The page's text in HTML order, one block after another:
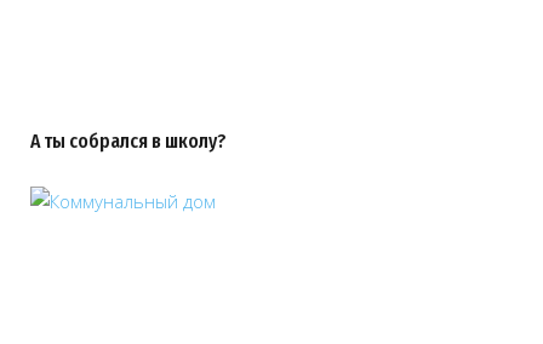
А ты собрался в школу?